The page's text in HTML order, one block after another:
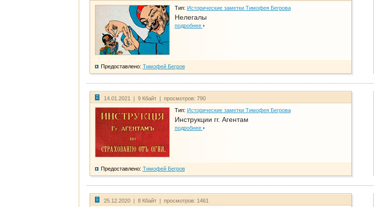
Тип: Исторические заметки Тимофея Бегрова
Нелегалы
подробнее
Предоставлено: Тимофей Бегров
14.01.2021 | 9 Кбайт | просмотров: 790
Тип: Исторические заметки Тимофея Бегрова
Инструкции гг. Агентам
подробнее
Предоставлено: Тимофей Бегров
25.12.2020 | 8 Кбайт | просмотров: 1461